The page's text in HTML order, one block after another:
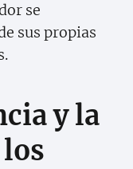
se
sus propias
y la